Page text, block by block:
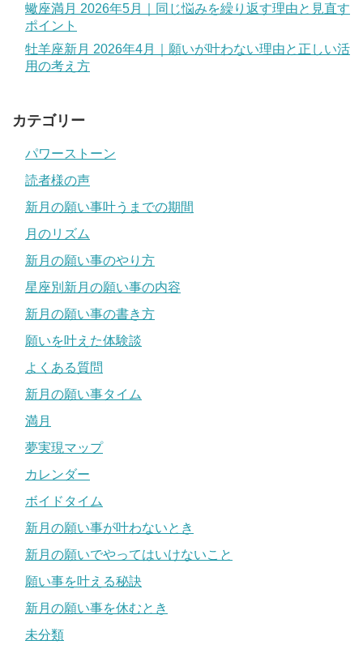
蠍座満月 2026年5月｜同じ悩みを繰り返す理由と見直す
ポイント
牡羊座新月 2026年4月｜願いが叶わない理由と正しい活
用の考え方
カテゴリー
パワーストーン
読者様の声
新月の願い事叶うまでの期間
月のリズム
新月の願い事のやり方
星座別新月の願い事の内容
新月の願い事の書き方
願いを叶えた体験談
よくある質問
新月の願い事タイム
満月
夢実現マップ
カレンダー
ボイドタイム
新月の願い事が叶わないとき
新月の願いでやってはいけないこと
願い事を叶える秘訣
新月の願い事を休むとき
未分類